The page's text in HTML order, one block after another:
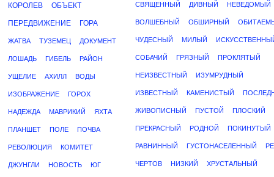
КОРОЛЕВ ОБЪЕКТ
ПЕРЕДВИЖЕНИЕ ГОРА
ЖАТВА ТУЗЕМЕЦ ДОКУМЕНТ
ЛОШАДЬ ГИБЕЛЬ РАЙОН
УЩЕЛИЕ АХИЛЛ ВОДЫ
ИЗОБРАЖЕНИЕ ГОРОХ
НАДЕЖДА МАВРИКИЙ ЯХТА
ПЛАНШЕТ ПОЛЕ ПОЧВА
РЕВОЛЮЦИЯ КОМИТЕТ
ДЖУНГЛИ НОВОСТЬ ЮГ
СВЯЩЕННЫЙ ДИВНЫЙ НЕВЕДОМЫЙ
ВОЛШЕБНЫЙ ОБШИРНЫЙ
ЧУДЕСНЫЙ МИЛЫЙ
СОБАЧИЙ ГРЯЗНЫЙ ПРОКЛЯТЫЙ
НЕИЗВЕСТНЫЙ ИЗУМРУДНЫЙ
ИЗВЕСТНЫЙ КАМЕНИСТЫЙ
ЖИВОПИСНЫЙ ПУСТОЙ ПЛОСКИЙ
ПРЕКРАСНЫЙ РОДНОЙ ПОКИНУТЫЙ
РАВНИННЫЙ ГУСТОНАСЕЛЕННЫЙ
ЧЕРТОВ НИЗКИЙ ХРУСТАЛЬНЫЙ